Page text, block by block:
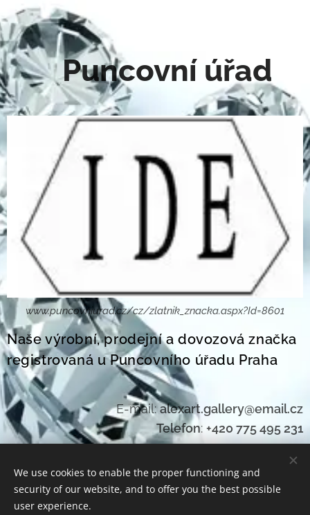
Puncovní úřad
www.puncovniurad.cz/cz/zlatnik_znacka.aspx?Id=8601
Naše výrobní, prodejní a dovozová značka
registrovaná u Puncovního úřadu Praha
E-mail:alexart.gallery@email.cz
Telefon: +420 775 495 231
www.antikart.cz Cookies
We use cookies to enable the proper functioning and
security of our website, and to offer you the best possible
user experience.